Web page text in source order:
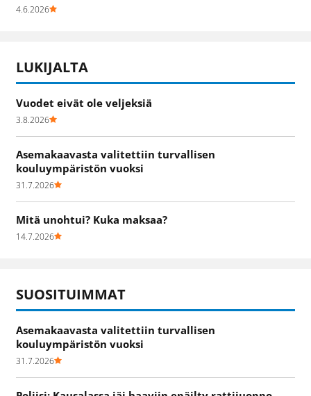
4.6.2026
LUKIJALTA
Vuodet eivät ole veljeksiä
3.8.2026
Asemakaavasta valitettiin turvallisen
kouluympäristön vuoksi
31.7.2026
Mitä unohtui? Kuka maksaa?
14.7.2026
SUOSITUIMMAT
Asemakaavasta valitettiin turvallisen
kouluympäristön vuoksi
31.7.2026